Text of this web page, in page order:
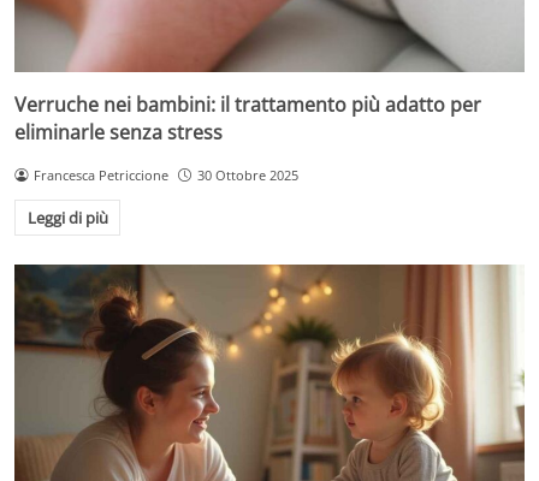
Verruche nei bambini: il trattamento più adatto per
eliminarle senza stress
Francesca Petriccione 30 Ottobre 2025
Leggi di più